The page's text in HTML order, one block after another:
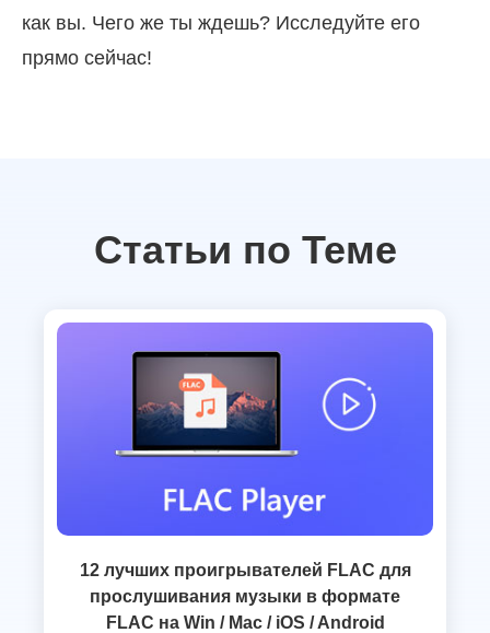
как вы. Чего же ты ждешь? Исследуйте его
прямо сейчас!
Статьи по Теме
12 лучших проигрывателей FLAC для
прослушивания музыки в формате
FLAC на Win / Mac / iOS / Android